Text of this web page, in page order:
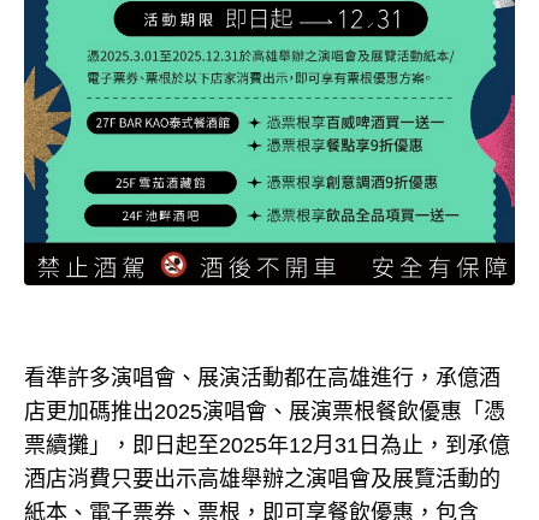
看準許多演唱會、展演活動都在高雄進行，承億酒
店更加碼推出2025演唱會、展演票根餐飲優惠「憑
票續攤」，即日起至2025年12月31日為止，到承億
酒店消費只要出示高雄舉辦之演唱會及展覽活動的
紙本、電子票券、票根，即可享餐飲優惠，包含